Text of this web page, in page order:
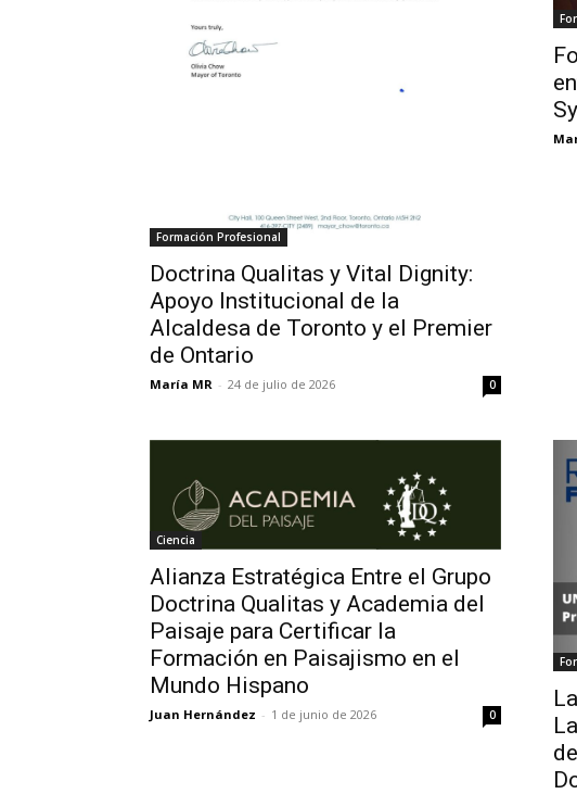
Formación Profesional
Doctrina Qualitas y Vital Dignity:
Apoyo Institucional de la
Alcaldesa de Toronto y el Premier
de Ontario
María MR - 24 de julio de 2026 0
Ciencia
Alianza Estratégica Entre el Grupo
Doctrina Qualitas y Academia del
Paisaje para Certificar la
Formación en Paisajismo en el
Mundo Hispano
Juan Hernández - 1 de junio de 2026 0